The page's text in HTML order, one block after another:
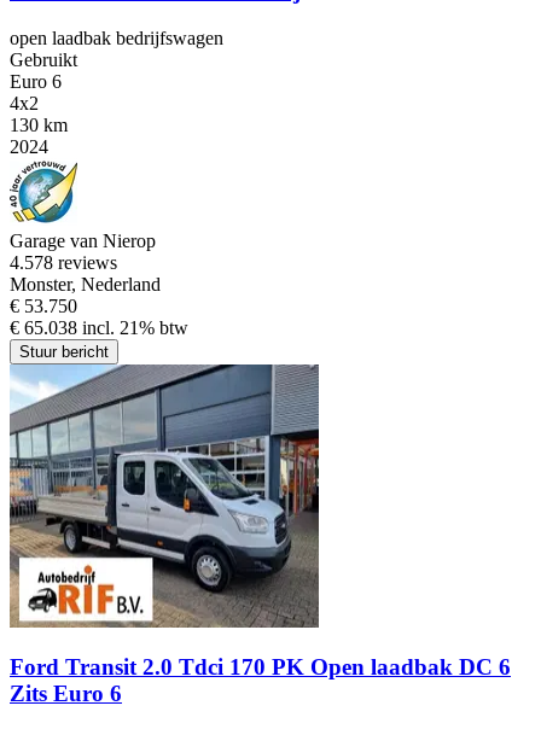
open laadbak bedrijfswagen
Gebruikt
Euro 6
4x2
130 km
2024
Garage van Nierop
4.578 reviews
Monster, Nederland
€ 53.750
€ 65.038 incl. 21% btw
Stuur bericht
Ford Transit 2.0 Tdci 170 PK Open laadbak DC 6
Zits Euro 6